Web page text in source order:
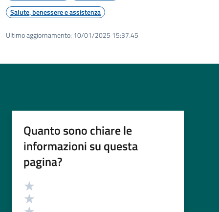
Salute, benessere e assistenza
Ultimo aggiornamento: 10/01/2025 15:37.45
Quanto sono chiare le
informazioni su questa
pagina?
Valutazione